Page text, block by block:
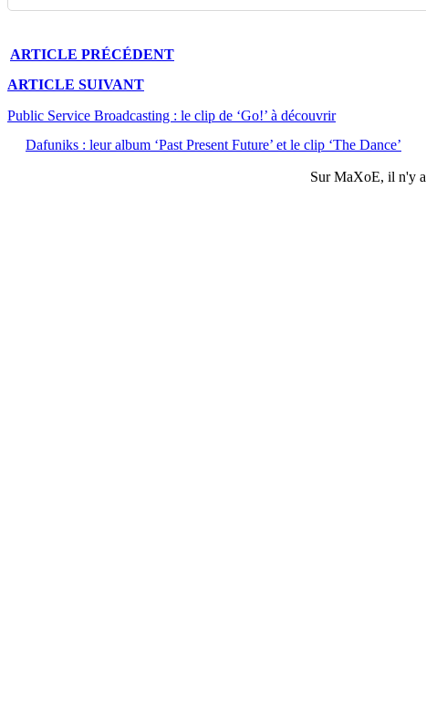
ARTICLE PRÉCÉDENT
ARTICLE SUIVANT
Public Service Broadcasting : le clip de ‘Go!’ à découvrir
Dafuniks : leur album ‘Past Present Future’ et le clip ‘The Dance’
SurMaXoE, il n'y a